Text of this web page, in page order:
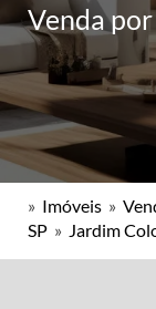
Venda
» Imóveis »
SP » Jardim